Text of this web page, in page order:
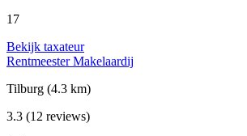
17
Bekijk taxateur
Rentmeester Makelaardij
Tilburg (4.3 km)
3.3 (12 reviews)